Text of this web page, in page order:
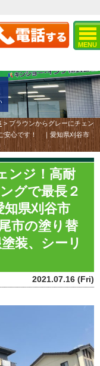
MENU
> ブラウンからグレーにチェン
安心です！ ｜愛知県刈谷市
ンジ！高耐
グで最長２
知県刈谷市
市の塗り替
装、シーリ
2021.07.16 (Fri)